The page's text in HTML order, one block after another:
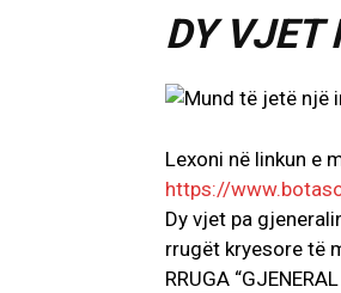
DY VJET
Lexoni në linkun e
https://
Dy vjet pa
rrugët kryesore të
RRUGA